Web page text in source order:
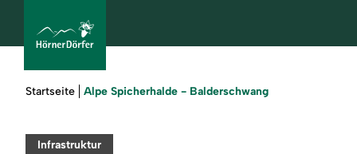
Sie
Startseite Alpe Spicherhalde - Balderschwang
Infrastruktur